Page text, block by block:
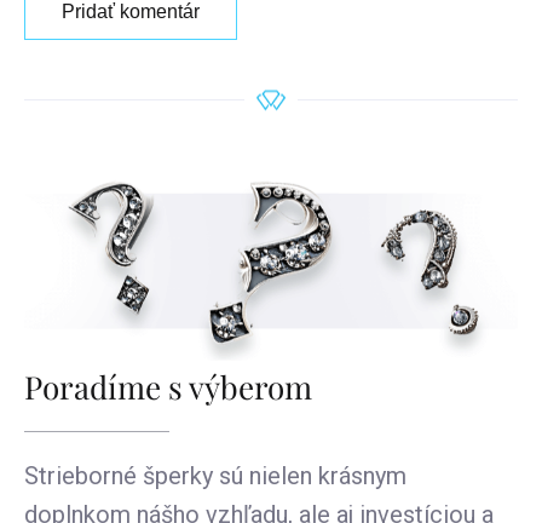
Pridať komentár
Poradíme s výberom
Strieborné šperky sú nielen krásnym
doplnkom nášho vzhľadu, ale aj investíciou a